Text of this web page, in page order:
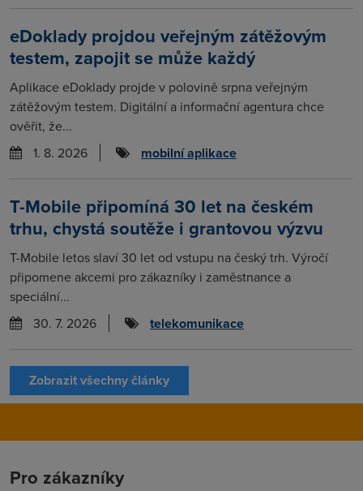
eDoklady projdou veřejným zátěžovým
testem, zapojit se může každý
Aplikace eDoklady projde v polovině srpna veřejným
zátěžovým testem. Digitální a informační agentura chce
ověřit, že...
1. 8. 2026
mobilní aplikace
T-Mobile připomíná 30 let na českém
trhu, chystá soutěže i grantovou výzvu
T-Mobile letos slaví 30 let od vstupu na český trh. Výročí
připomene akcemi pro zákazníky i zaměstnance a
speciální...
30. 7. 2026
telekomunikace
Zobrazit všechny články
Pro zákazníky